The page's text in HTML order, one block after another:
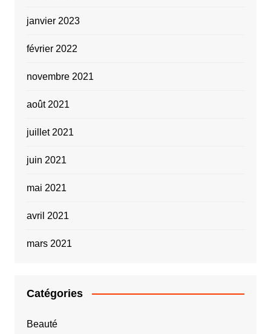
janvier 2023
février 2022
novembre 2021
août 2021
juillet 2021
juin 2021
mai 2021
avril 2021
mars 2021
Catégories
Beauté